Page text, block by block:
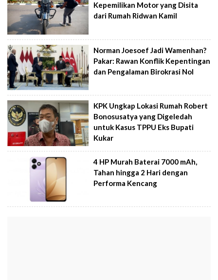
Kepemilikan Motor yang Disita
dari Rumah Ridwan Kamil
Norman Joesoef Jadi Wamenhan?
Pakar: Rawan Konflik Kepentingan
dan Pengalaman Birokrasi Nol
KPK Ungkap Lokasi Rumah Robert
Bonosusatya yang Digeledah
untuk Kasus TPPU Eks Bupati
Kukar
4 HP Murah Baterai 7000 mAh,
Tahan hingga 2 Hari dengan
Performa Kencang